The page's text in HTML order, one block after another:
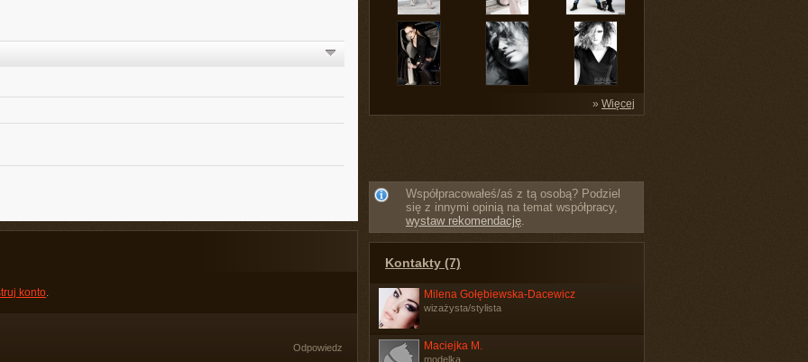
konto.
Odpowiedz
» Więcej
Współpracowałeś/aś z tą osobą? Podziel
się z innymi opinią na temat współpracy,
wystaw rekomendację.
Kontakty (7)
Milena Gołębiewska-Dacewicz
wizażysta/stylista
Maciejka M.
modelka